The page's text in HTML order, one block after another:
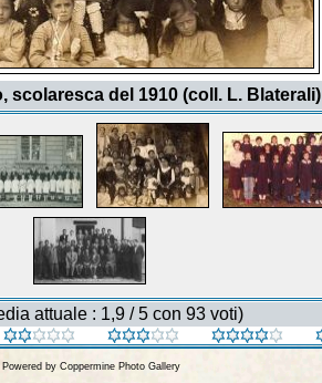
scolaresca del 1910 (coll. L. Blaterali)
attuale : 1,9 / 5 con 93 voti)
Powered by Coppermine Photo Gallery